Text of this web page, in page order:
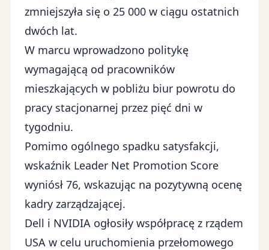
zmniejszyła się o 25 000 w ciągu ostatnich
dwóch lat.
W marcu wprowadzono politykę
wymagającą od pracowników
mieszkających w pobliżu biur powrotu do
pracy stacjonarnej przez pięć dni w
tygodniu.
Pomimo ogólnego spadku satysfakcji,
wskaźnik Leader Net Promotion Score
wyniósł 76, wskazując na pozytywną ocenę
kadry zarządzającej.
Dell i NVIDIA ogłosiły współpracę z rządem
USA w celu uruchomienia przełomowego